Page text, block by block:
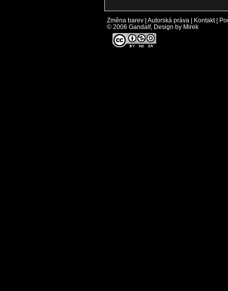
Změna barev Autorská práva Kontakt|
© 2006 Gandalf, Design by Mirek